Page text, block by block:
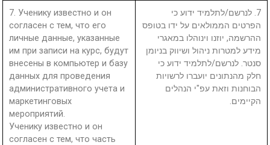
7. Ученику известно и он
согласен с тем, что его
личные данные, указанные
им при записи на курс, будут
внесены в компьютер и базу
данных для проведения
административного учета и
маркетинговых
мероприятий.
Ученику известно и он
согласен с тем, что часть
7. לנרשם/לתלמיד ידוע כי
הפרטים הממולאים על ידו בטופס
ההרשמה, יוזנו וינוהלו במאגרי
מידע למטרות ניהול ושיווק בניומן
סנטר. לנרשם/לתלמיד ידוע כי
חלק מהנתונים יועברו לרשויות
הבוחנות וזאת עפ"י הנהלים
הקיימים.